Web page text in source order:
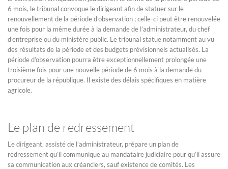
6 mois, le tribunal convoque le dirigeant afin de statuer sur le
renouvellement de la période d’observation ; celle-ci peut être renouvelée
une fois pour la même durée à la demande de l’administrateur, du chef
d’entreprise ou du ministère public. Le tribunal statue notamment au vu
des résultats de la période et des budgets prévisionnels actualisés. La
période d’observation pourra être exceptionnellement prolongée une
troisième fois pour une nouvelle période de 6 mois à la demande du
procureur de la république. Il existe des délais spécifiques en matière
agricole.
Le plan de redressement
Le dirigeant, assisté de l’administrateur, prépare un plan de
redressement qu’il communique au mandataire judiciaire pour qu’il assure
sa communication aux créanciers, sauf existence de comités. Les